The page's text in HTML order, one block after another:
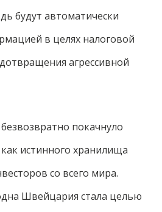
будут автоматически
в целях налоговой
агрессивной
покачнуло
истинного хранилища
со всего мира.
Швейцария стала целью